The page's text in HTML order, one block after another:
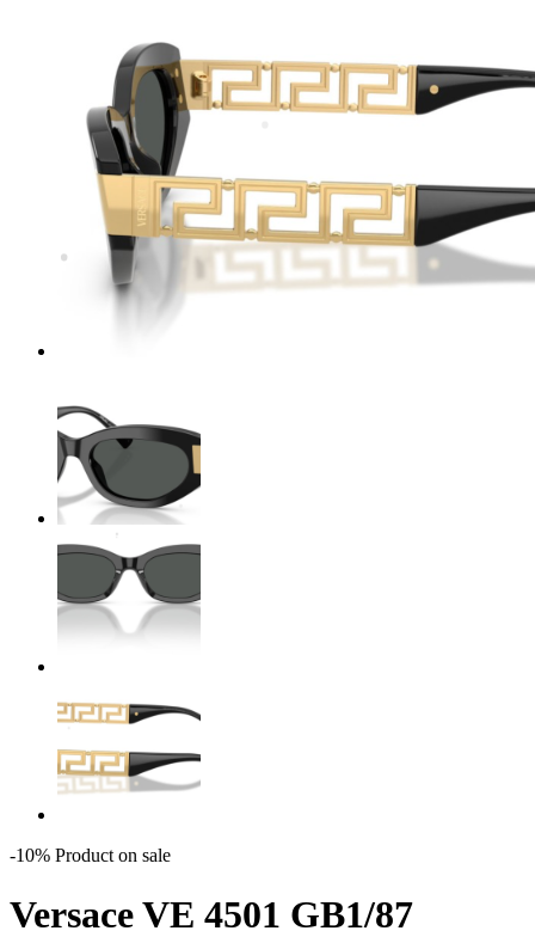
-10% Product on sale
Versace VE 4501 GB1/87